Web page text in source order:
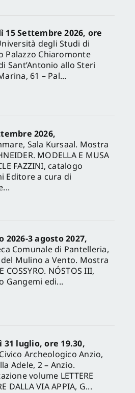
15 Settembre 2026, ore
degli Studi di
Palazzo Chiaromonte
Sant’Antonio allo Steri
61 – Pal...
2026,
Sala Kursaal. Mostra
MODELLA E MUSA
FAZZINI, catalogo
Editore a cura di
2026-3 agosto 2027,
Comunale di Pantelleria,
del Mulino a Vento. Mostra
COSSYRO. NÓSTOS III,
Gangemi edi...
31 luglio, ore 19.30,
Archeologico Anzio,
Adele, 2 – Anzio.
volume LETTERE
DALLA VIA APPIA, G...